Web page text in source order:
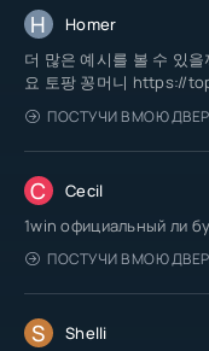
H Homer
더 많은 예시를 볼 수 있
요 토팡 꽁머니 https://
ПОСТУЧИ В МОЮ
C Cecil
1win официальный ли
ПОСТУЧИ В МОЮ
S Shelli